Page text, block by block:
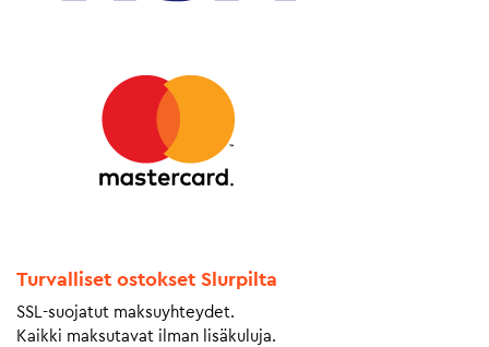
Turvalliset ostokset Slurpilta
SSL-suojatut maksuyhteydet.
Kaikki maksutavat ilman lisäkuluja.